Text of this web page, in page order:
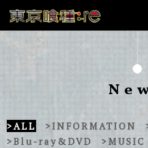
>ALL >INFORMATION
>Blu-ray&DVD
>MUSIC